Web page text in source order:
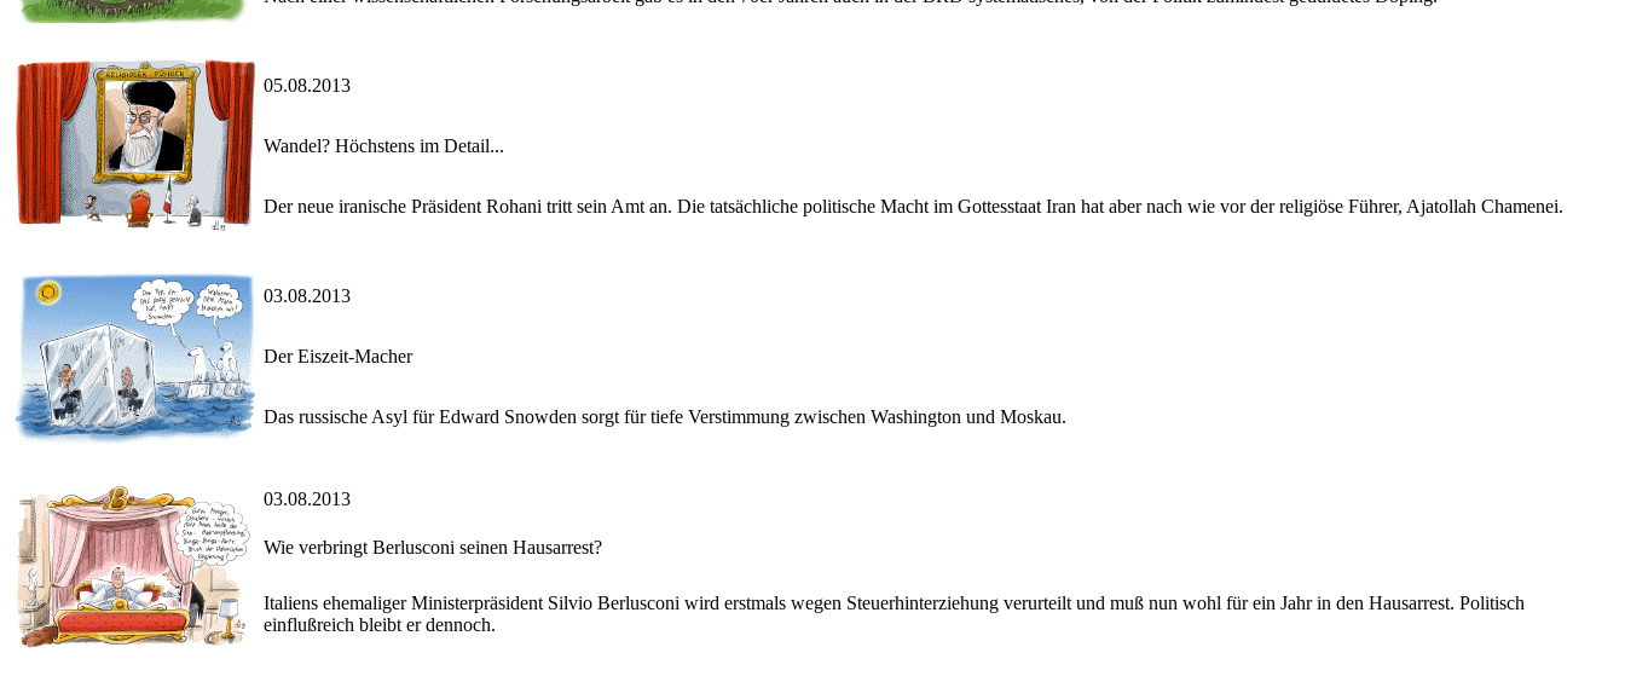
05.08.2013
Wandel? Höchstens im Detail...
Der neue iranische Präsident Rohani tritt sein Amt an. Die tatsächliche politische Macht im Gottesstaat Iran hat aber nach wie vor der religiöse Führer, Ajatollah Chamenei.
03.08.2013
Der Eiszeit-Macher
Das russische Asyl für Edward Snowden sorgt für tiefe Verstimmung zwischen Washington und Moskau.
03.08.2013
Wie verbringt Berlusconi seinen Hausarrest?
Italiens ehemaliger Ministerpräsident Silvio Berlusconi wird erstmals wegen Steuerhinterziehung verurteilt und muß nun wohl für ein Jahr in den Hausarrest. Politisch
einflußreich bleibt er dennoch.